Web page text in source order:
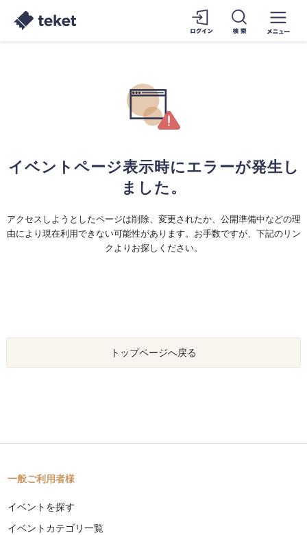
イベントページ表示時にエラーが発生し
ました。
アクセスしようとしたページは削除、変更されたか、公開準備中などの理
由により現在利用できない可能性があります。お手数ですが、下記のリン
クよりお探しください。
トップページへ戻る
一般ご利用者様
イベントを探す
イベントカテゴリ一覧